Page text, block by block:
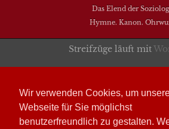
Wir verwenden Cookies, um
Webseite für Sie möglichst
benutzerfreundlich zu gestalten.
Das Elend der
Hymne. Kanon.
Streifzüge läuft mit